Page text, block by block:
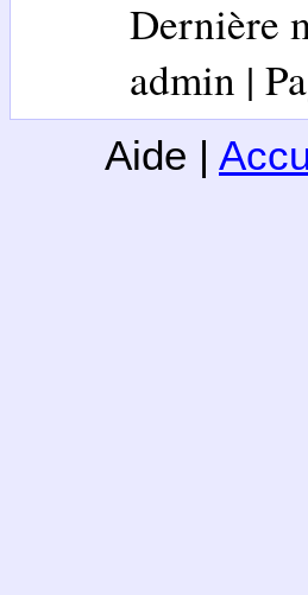
Dernière
admin |
Aide |